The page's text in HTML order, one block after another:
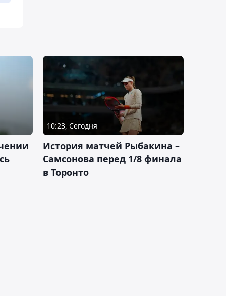
10:23, Сегодня
История матчей Рыбакина –
Самсонова перед 1/8 финала
в Торонто